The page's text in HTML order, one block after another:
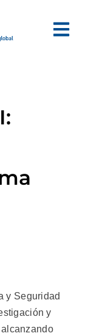
y Seguridad
y